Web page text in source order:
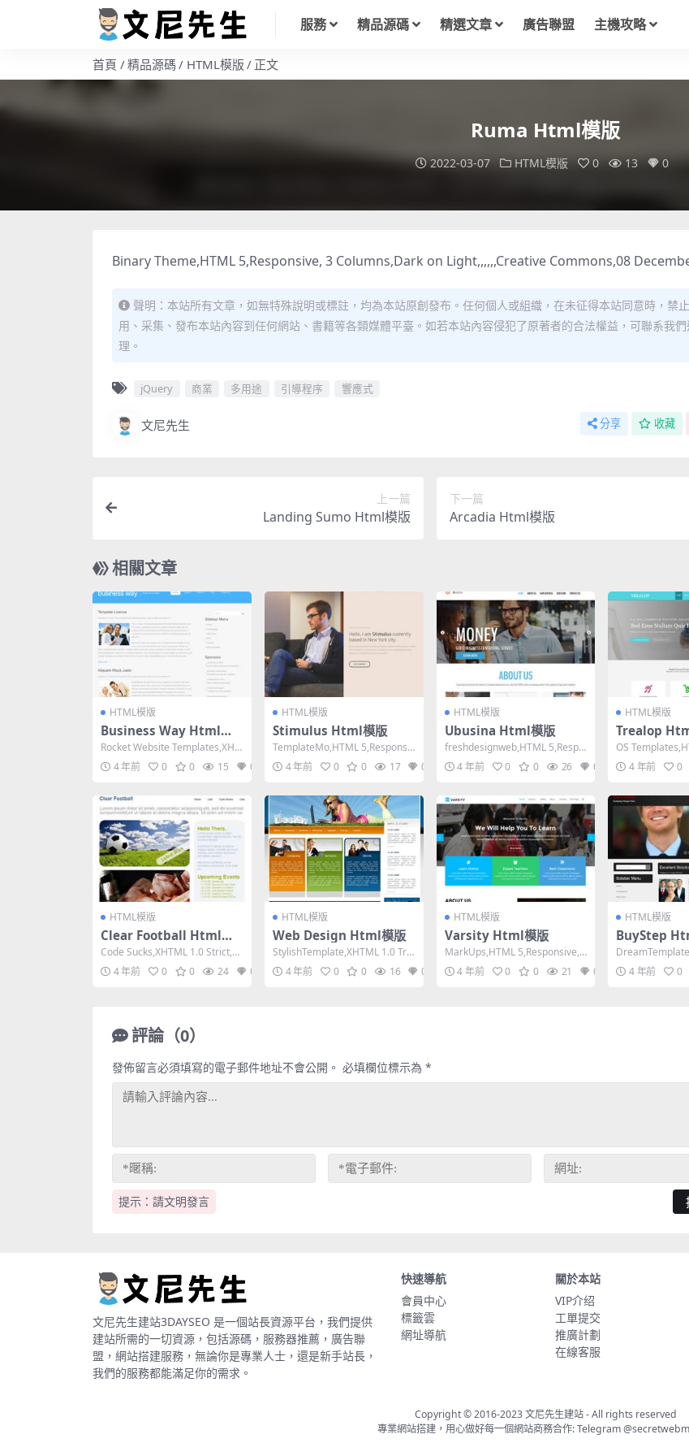
服務 精品源碼 精選文章 廣告聯盟 主機攻略
首頁 精品源碼 HTML模版 正文
Ruma Html模版
2022-03-07 HTML模版 0 13 0
Binary Theme,HTML 5,Responsive, 3 Columns,Dark on Light,,,,,,Creative Commons,08
聲明：本站所有文章，如無特殊說明或標註，均為本站原創發布。任何個人或組織，在未征得本站同意時，禁
用、采集、發布本站內容到任何網站、書籍等各類媒體平臺。如若本站內容侵犯了原著者的合法權益，可聯系我們
理。
jQuery 商業 多用途 引導程序 響應式
文尼先生 分享 收藏
上一篇
Landing Sumo Html模版
下一篇
Arcadia Html模版
相關文章
HTML模版
Business Way Html模
版
Rocket Website Templates,XHT
ML 1.0 Trans...
4 年前 0 0 15 0
HTML模版
Stimulus Html模版
TemplateMo,HTML 5,Responsiv
e, Mixed Colu...
4 年前 0 0 17 0
HTML模版
Ubusina Html模版
freshdesignweb,HTML 5,Respo
nsive, 4 Colu...
4 年前 0 0 26 0
HTML模版
Trealop
OS
ive, 4 Column...
4 年前 0
HTML模版
Clear Football Html模
版
Code Sucks,XHTML 1.0 Strict,Fi
xed Width,...
4 年前 0 0 24 0
HTML模版
Web Design Html模版
StylishTemplate,XHTML 1.0 Tra
nsitional,F...
4 年前 0 0 16 0
HTML模版
Varsity Html模版
MarkUps,HTML 5,Responsive,
4 Columns,Dar...
4 年前 0 0 21 0
HTML模版
BuyStep
nsitional,Fix...
4 年前 0
評論（0）
提示：請文明發言
發佈留言必須填寫的電子郵件地址不會公開。 必填欄位標示為 *
文尼先生建站3DAYSEO 是一個站長資源平台，我們提供
建站所需的一切資源，包括源碼，服務器推薦，廣告聯
盟，網站搭建服務，無論你是專業人士，還是新手站長，
我們的服務都能滿足你的需求。
快速導航
會員中心
標籤雲
網址導航
關於本站
VIP介绍
工單提交
推廣計劃
在線客服
Copyright © 2016-2023文尼先生建站- All rights reserved
專業網站搭建，用心做好每一個網站商務合作: Telegram